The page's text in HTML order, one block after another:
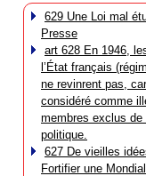
629 Une Loi mal
Presse
art 628 En 1946,
l’État français
ne revinrent pas,
considéré comme
membres exclus de
politique.
627 De vieilles
Fortifier une